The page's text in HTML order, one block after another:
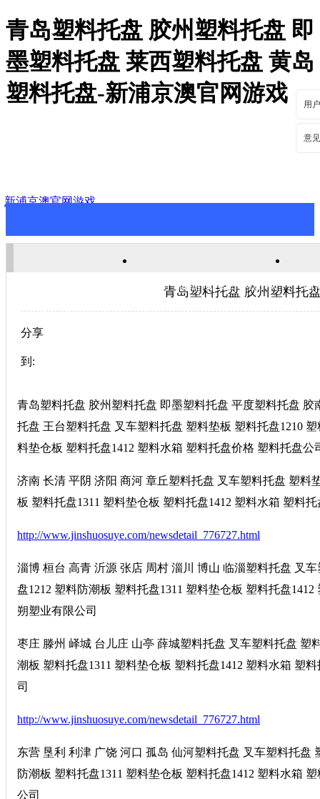
青岛塑料托盘 胶州塑料托盘 即
墨塑料托盘 莱西塑料托盘 黄岛
塑料托盘-新浦京澳官网游戏
用
意
新浦京澳官网游戏
关于新浦京澳官网游戏 新
青岛塑料托盘 胶州塑料托
分享
到:
青岛塑料托盘 胶州塑料托盘 即墨塑料托盘 平度塑料托盘
托盘 王台塑料托盘 叉车塑料托盘 塑料垫板 塑料托盘1210
料垫仓板 塑料托盘1412 塑料水箱 塑料托盘价格 塑料托盘
济南 长清 平阴 济阳 商河 章丘塑料托盘 叉车塑料托盘 塑料
板 塑料托盘1311 塑料垫仓板 塑料托盘1412 塑料水箱 塑料
http://www.jinshuosuye.com/newsdetail_776727.html
淄博 桓台 高青 沂源 张店 周村 淄川 博山 临淄塑料托盘 叉
盘1212 塑料防潮板 塑料托盘1311 塑料垫仓板 塑料托盘
朔塑业有限公司
枣庄 滕州 峄城 台儿庄 山亭 薛城塑料托盘 叉车塑料托盘 塑
潮板 塑料托盘1311 塑料垫仓板 塑料托盘1412 塑料水箱 塑
司
http://www.jinshuosuye.com/newsdetail_776727.html
东营 垦利 利津 广饶 河口 孤岛 仙河塑料托盘 叉车塑料托盘
防潮板 塑料托盘1311 塑料垫仓板 塑料托盘1412 塑料水箱
公司